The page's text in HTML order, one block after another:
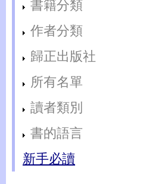
書籍分類
作者分類
歸正出版社
所有名單
讀者類別
書的語言
新手必讀